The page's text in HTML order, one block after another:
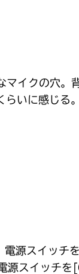
イクの穴。
らいに感
スイッチ
スイッチ